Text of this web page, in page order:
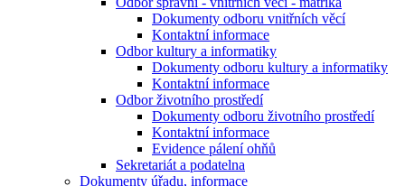
Dokumenty odboru vnitřních věcí
Kontaktní informace
Odbor kultury a informatiky
Dokumenty odboru kultury a informatiky
Kontaktní informace
Odbor životního prostředí
Dokumenty odboru životního prostředí
Kontaktní informace
Evidence pálení ohňů
Sekretariát a podatelna
Dokumenty úřadu, informace